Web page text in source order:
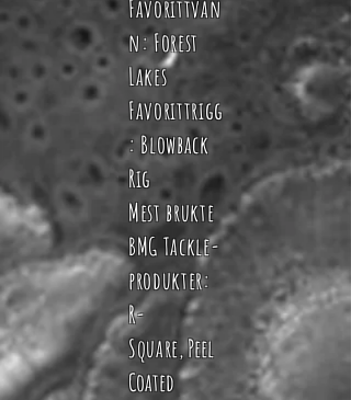
Favorittvan
n: Forest
Lakes
Favorittrigg
:Blowback
Rig
Mest brukte
BMG Tackle-
produkter:
R-
Square,Peel
Coated